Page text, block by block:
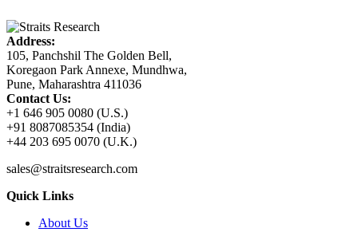
Address:
105, Panchshil The Golden Bell,
Koregaon Park Annexe, Mundhwa,
Pune, Maharashtra 411036
Contact Us:
+1 646 905 0080 (U.S.)
+91 8087085354 (India)
+44 203 695 0070 (U.K.)
sales@straitsresearch.com
Quick Links
About Us